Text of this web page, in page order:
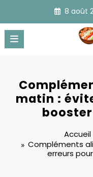
contenu
8 août
matin :
Accueil
Compléments
erreurs